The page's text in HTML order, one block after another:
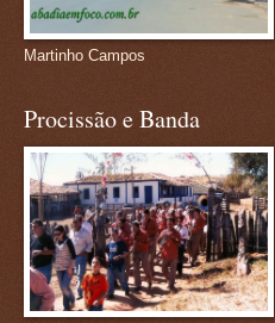
Martinho Campos
Procissão e Banda